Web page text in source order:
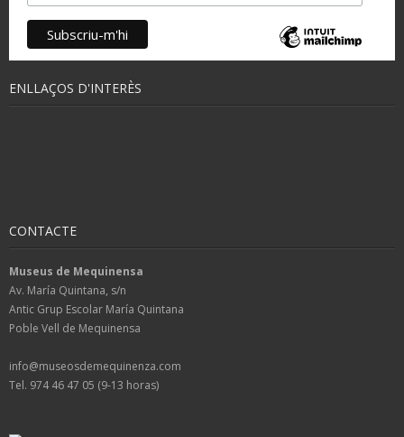
ENLLAÇOS D'INTERÈS
CONTACTE
Museus de Mequinensa
Av. María Quintana, s/n
Antic Grup Escolar María Quintana
Poble Vell de Mequinensa
info@museosdemequinenza.com
Tel. 974 46 47 05 (9-13 horas)